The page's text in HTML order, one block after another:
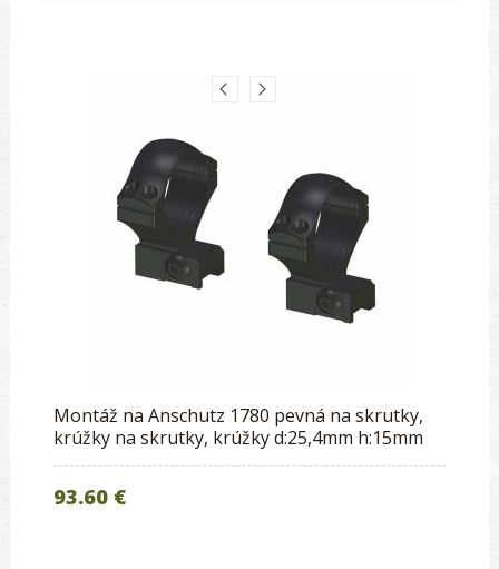
Montáž na Anschutz 1780 pevná na skrutky,
krúžky na skrutky, krúžky d:25,4mm h:15mm
93.60 €